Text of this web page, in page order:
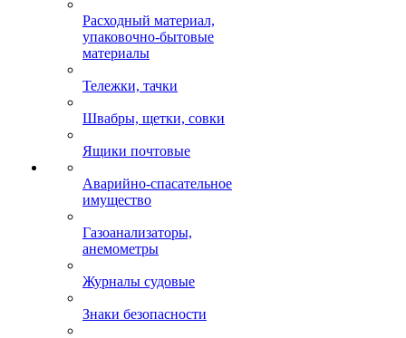
Расходный материал,
упаковочно-бытовые
материалы
Тележки, тачки
Швабры, щетки, совки
Ящики почтовые
Аварийно-спасательное
имущество
Газоанализаторы,
анемометры
Журналы судовые
Знаки безопасности